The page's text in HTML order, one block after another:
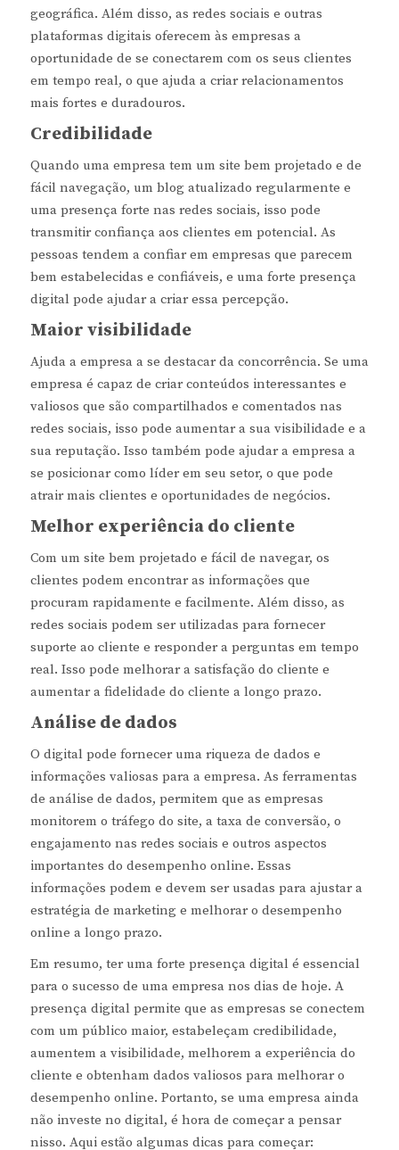
geográfica. Além disso, as redes sociais e outras
plataformas digitais oferecem às empresas a
oportunidade de se conectarem com os seus clientes
em tempo real, o que ajuda a criar relacionamentos
mais fortes e duradouros.
Credibilidade
Quando uma empresa tem um site bem projetado e de
fácil navegação, um blog atualizado regularmente e
uma presença forte nas redes sociais, isso pode
transmitir confiança aos clientes em potencial. As
pessoas tendem a confiar em empresas que parecem
bem estabelecidas e confiáveis, e uma forte presença
digital pode ajudar a criar essa percepção.
Maior visibilidade
Ajuda a empresa a se destacar da concorrência. Se uma
empresa é capaz de criar conteúdos interessantes e
valiosos que são compartilhados e comentados nas
redes sociais, isso pode aumentar a sua visibilidade e a
sua reputação. Isso também pode ajudar a empresa a
se posicionar como líder em seu setor, o que pode
atrair mais clientes e oportunidades de negócios.
Melhor experiência do cliente
Com um site bem projetado e fácil de navegar, os
clientes podem encontrar as informações que
procuram rapidamente e facilmente. Além disso, as
redes sociais podem ser utilizadas para fornecer
suporte ao cliente e responder a perguntas em tempo
real. Isso pode melhorar a satisfação do cliente e
aumentar a fidelidade do cliente a longo prazo.
Análise de dados
O digital pode fornecer uma riqueza de dados e
informações valiosas para a empresa. As ferramentas
de análise de dados, permitem que as empresas
monitorem o tráfego do site, a taxa de conversão, o
engajamento nas redes sociais e outros aspectos
importantes do desempenho online. Essas
informações podem e devem ser usadas para ajustar a
estratégia de marketing e melhorar o desempenho
online a longo prazo.
Em resumo, ter uma forte presença digital é essencial
para o sucesso de uma empresa nos dias de hoje. A
presença digital permite que as empresas se conectem
com um público maior, estabeleçam credibilidade,
aumentem a visibilidade, melhorem a experiência do
cliente e obtenham dados valiosos para melhorar o
desempenho online. Portanto, se uma empresa ainda
não investe no digital, é hora de começar a pensar
nisso. Aqui estão algumas dicas para começar: